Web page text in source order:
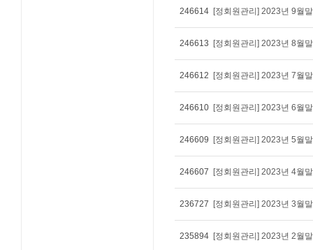
246614 [정회원관리] 2023년 9월
246613 [정회원관리] 2023년 8월
246612 [정회원관리] 2023년 7월
246610 [정회원관리] 2023년 6월
246609 [정회원관리] 2023년 5월
246607 [정회원관리] 2023년 4월
236727 [정회원관리] 2023년 3월
235894 [정회원관리] 2023년 2월